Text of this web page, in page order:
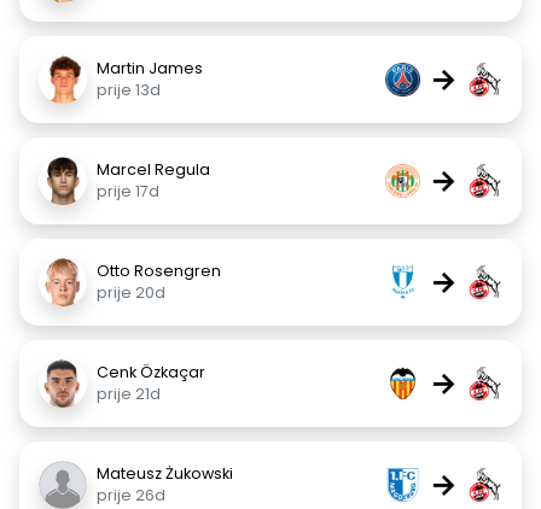
Martin James
prije 13d
→
Marcel Regula
prije 17d
→
Otto Rosengren
prije 20d
→
Cenk Özkaçar
prije 21d
→
Mateusz Żukowski
prije 26d
→